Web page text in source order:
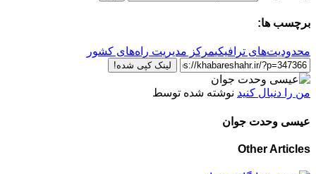
برچسب ها:
محدودیت‌های ترافیکیمرکز مدیریت راه‌های کشور
لینک کپی شده!
من را دنبال کنید نوشته شده توسط
عیسی وحدت جوان
Other Articles